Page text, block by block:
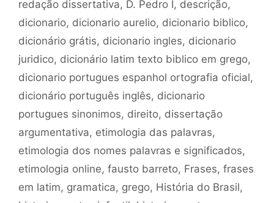
redação dissertativa, D. Pedro I, descrição,
dicionario, dicionario aurelio, dicionario biblico,
dicionário grátis, dicionario ingles, dicionario
juridico, dicionário latim texto biblico em grego,
dicionario portugues espanhol ortografia oficial,
dicionário português inglês, dicionario
portugues sinonimos, direito, dissertação
argumentativa, etimologia das palavras,
etimologia dos nomes palavras e significados,
etimologia online, fausto barreto, Frases, frases
em latim, gramatica, grego, História do Brasil,